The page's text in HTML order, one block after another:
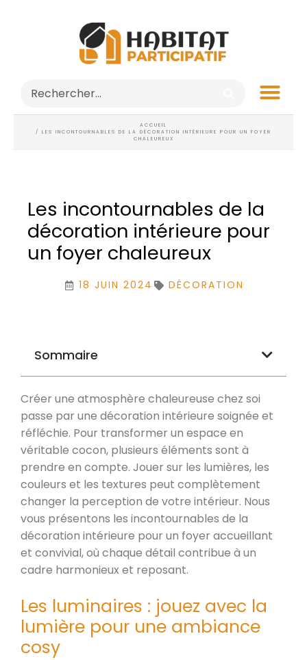
ACCUEIL
/ LES INCONTOURNABLES DE LA DÉCORATION INTÉRIEURE POUR UN FOYER
CHALEUREUX
Les incontournables de la
décoration intérieure pour
un foyer chaleureux
18 JUIN 2024 DÉCORATION
Sommaire
Créer une atmosphère chaleureuse chez soi
passe par une décoration intérieure soignée et
réfléchie. Pour transformer un espace en
véritable cocon, plusieurs éléments sont à
prendre en compte. Jouer sur les lumières, les
couleurs et les textures peut complètement
changer la perception de votre intérieur. Nous
vous présentons les incontournables de la
décoration intérieure pour un foyer accueillant
et convivial, où chaque détail contribue à un
cadre harmonieux et reposant.
Les luminaires : jouez avec la
lumière pour une ambiance
cosy